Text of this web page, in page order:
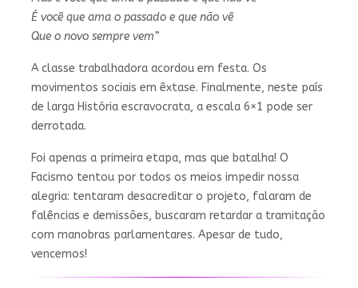
É você que ama o passado e que não vê
Que o novo sempre vem”
A classe trabalhadora acordou em festa. Os
movimentos sociais em êxtase. Finalmente, neste país
de larga História escravocrata, a escala 6×1 pode ser
derrotada.
Foi apenas a primeira etapa, mas que batalha! O
Facismo tentou por todos os meios impedir nossa
alegria: tentaram desacreditar o projeto, falaram de
falências e demissões, buscaram retardar a tramitação
com manobras parlamentares. Apesar de tudo,
vencemos!